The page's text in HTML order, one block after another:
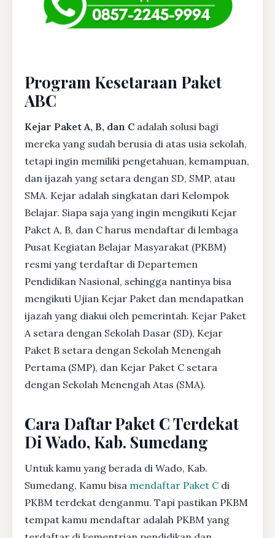
Program Kesetaraan Paket
ABC
Kejar Paket A, B, dan C adalah solusi bagi
mereka yang sudah berusia di atas usia sekolah,
tetapi ingin memiliki pengetahuan, kemampuan,
dan ijazah yang setara dengan SD, SMP, atau
SMA. Kejar adalah singkatan dari Kelompok
Belajar. Siapa saja yang ingin mengikuti Kejar
Paket A, B, dan C harus mendaftar di lembaga
Pusat Kegiatan Belajar Masyarakat (PKBM)
resmi yang terdaftar di Departemen
Pendidikan Nasional, sehingga nantinya bisa
mengikuti Ujian Kejar Paket dan mendapatkan
ijazah yang diakui oleh pemerintah. Kejar Paket
A setara dengan Sekolah Dasar (SD), Kejar
Paket B setara dengan Sekolah Menengah
Pertama (SMP), dan Kejar Paket C setara
dengan Sekolah Menengah Atas (SMA).
Cara Daftar Paket C Terdekat
Di Wado, Kab. Sumedang
Untuk kamu yang berada di Wado, Kab.
Sumedang, Kamu bisa mendaftar Paket C di
PKBM terdekat denganmu. Tapi pastikan PKBM
tempat kamu mendaftar adalah PKBM yang